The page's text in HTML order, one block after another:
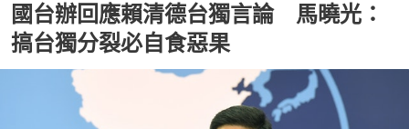
國台辦回應賴清德台獨言論 馬曉光：
搞台獨分裂必自食惡果